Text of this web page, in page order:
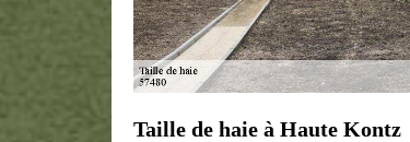
Taille de haie à Haute Kontz